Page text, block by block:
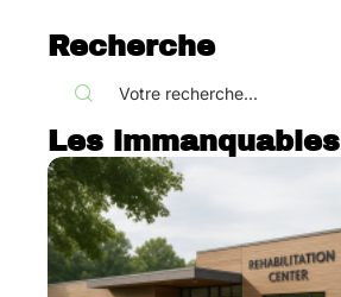
Recherche
Les immanquables